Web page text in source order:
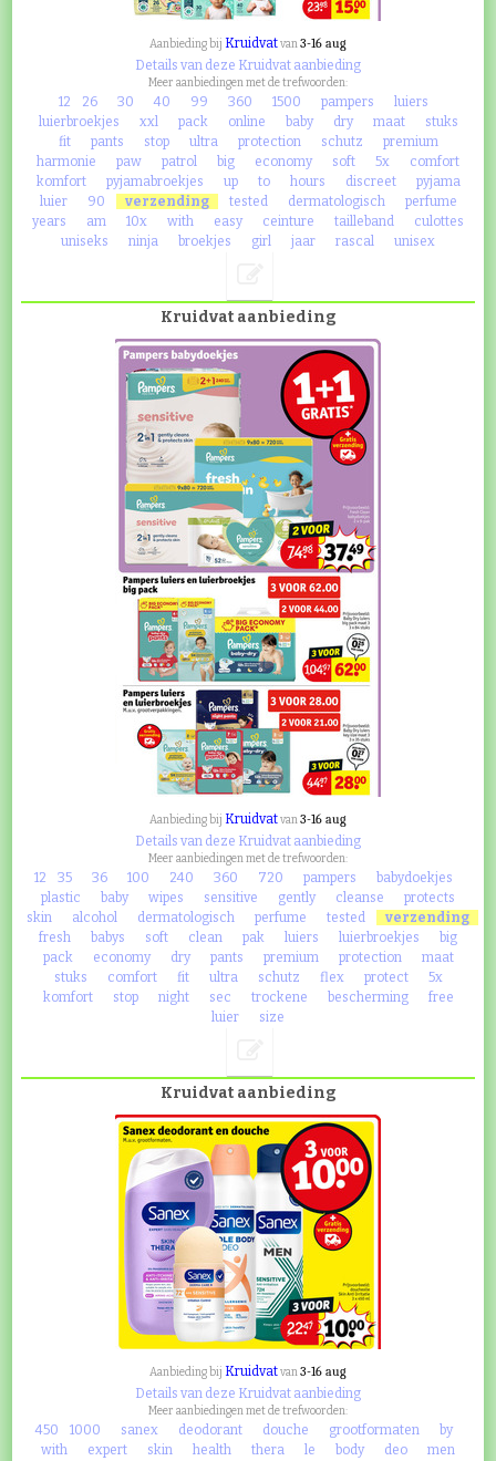
Aanbieding bij Kruidvatvan3-16 aug
Details van deze Kruidvat aanbieding
Meer aanbiedingen met de trefwoorden:
12 26 30 40 99 360 1500 pampers
luiers
luierbroekjes
xxl pack online baby dry maat
stuks
fit
pants stop ultra protection schutz
premium
harmonie
paw patrol big economy soft 5x
comfort
komfort
pyjamabroekjes up to hours discreet
pyjama
luier
90 verzending tested dermatologisch
perfume
years
am 10x with easy ceinture tailleband
culottes
uniseks
ninja broekjes girl jaar rascal unisex
Kruidvat aanbieding
Aanbieding bij Kruidvatvan3-16 aug
Details van deze Kruidvat aanbieding
Meer aanbiedingen met de trefwoorden:
12 35 36 100 240 360 720 pampers
babydoekjes
plastic
baby wipes sensitive gently cleanse
protects
skin
alcohol dermatologisch perfume tested
verzending
fresh
babys soft clean pak luiers luierbroekjes
big
pack
economy dry pants premium protection
maat
stuks
comfort fit ultra schutz flex protect
5x
komfort
stop night sec trockene bescherming
free
luier
size
Kruidvat aanbieding
Aanbieding bij Kruidvatvan3-16 aug
Details van deze Kruidvat aanbieding
Meer aanbiedingen met de trefwoorden:
450 1000 sanex deodorant douche grootformaten
by
with
expert skin health thera le body deo
men